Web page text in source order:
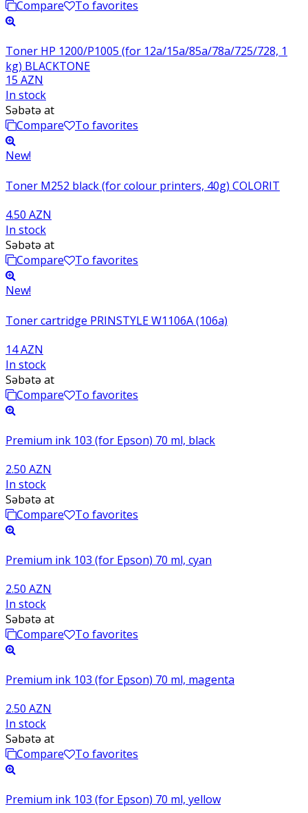
Compare
To favorites
Toner HP 1200/P1005 (for 12a/15a/85a/78a/725/728, 1
kg) BLACKTONE
15 AZN
In stock
Səbətə at
Compare
To favorites
New!
Toner M252 black (for colour printers, 40g) COLORIT
4.50 AZN
In stock
Səbətə at
Compare
To favorites
New!
Toner cartridge PRINSTYLE W1106A (106a)
14 AZN
In stock
Səbətə at
Compare
To favorites
Premium ink 103 (for Epson) 70 ml, black
2.50 AZN
In stock
Səbətə at
Compare
To favorites
Premium ink 103 (for Epson) 70 ml, cyan
2.50 AZN
In stock
Səbətə at
Compare
To favorites
Premium ink 103 (for Epson) 70 ml, magenta
2.50 AZN
In stock
Səbətə at
Compare
To favorites
Premium ink 103 (for Epson) 70 ml, yellow